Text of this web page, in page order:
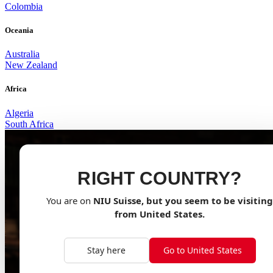
Colombia
Oceania
Australia
New Zealand
Africa
Algeria
South Africa
RIGHT COUNTRY?
You are on NIU Suisse, but you seem to be visiting
from United States.
Stay here Go to United States